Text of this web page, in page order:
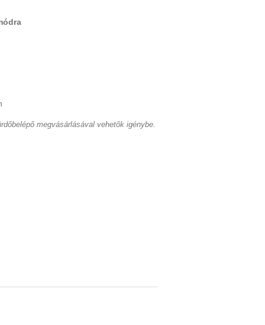
megvásárlásával vehetők igénybe.